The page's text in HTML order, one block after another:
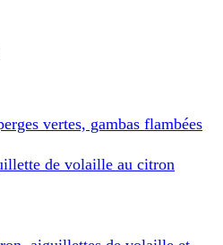
vertes, gambas flambées
de volaille au citron